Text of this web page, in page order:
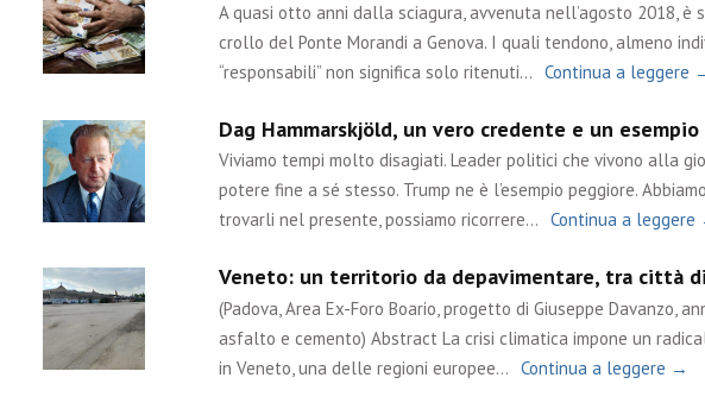
A quasi otto anni dalla sciagura, avvenuta nell’agosto 2018,
crollo del Ponte Morandi a Genova. I quali tendono, almeno
“responsabili” non significa solo ritenuti… Continua a leggere
Dag Hammarskjöld, un vero credente e un
Viviamo tempi molto disagiati. Leader politici che vivono alla
potere fine a sé stesso. Trump ne è l’esempio peggiore.
trovarli nel presente, possiamo ricorrere… Continua a leggere
Veneto: un territorio da depavimentare, tra città
(Padova, Area Ex-Foro Boario, progetto di Giuseppe Davanzo,
asfalto e cemento) Abstract La crisi climatica impone un
in Veneto, una delle regioni europee… Continua a leggere →